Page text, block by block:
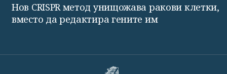
Нов CRISPR метод унищожава ракови клетки,
вместо да редактира гените им